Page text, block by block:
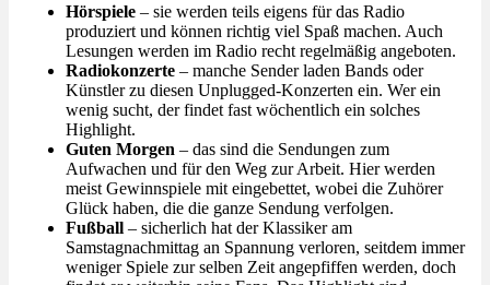
Hörspiele – sie werden teils eigens für das Radio
produziert und können richtig viel Spaß machen. Auch
Lesungen werden im Radio recht regelmäßig angeboten.
Radiokonzerte – manche Sender laden Bands oder
Künstler zu diesen Unplugged-Konzerten ein. Wer ein
wenig sucht, der findet fast wöchentlich ein solches
Highlight.
Guten Morgen – das sind die Sendungen zum
Aufwachen und für den Weg zur Arbeit. Hier werden
meist Gewinnspiele mit eingebettet, wobei die Zuhörer
Glück haben, die die ganze Sendung verfolgen.
Fußball – sicherlich hat der Klassiker am
Samstagnachmittag an Spannung verloren, seitdem immer
weniger Spiele zur selben Zeit angepfiffen werden, doch